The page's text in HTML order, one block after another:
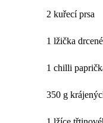
2 kuřecí prsa
1 lžička
1 chilli
350 g